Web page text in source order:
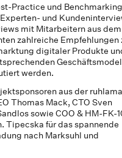
Practice und
und
mit Mitarbeitern aus dem
zahlreiche Empfehlungen
digitaler Produkte
werden.
aus der
Thomas Mack, CTO Sven
sowie COO & HM-FK-
Tipecska für das spannende
nach Marksuhl und